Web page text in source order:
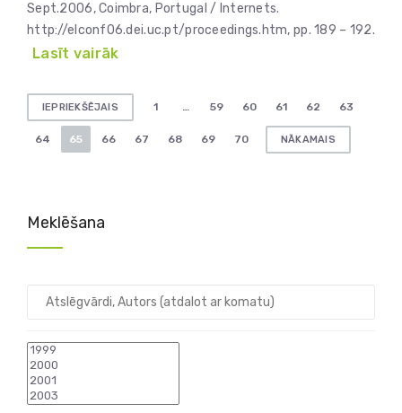
Sept.2006, Coimbra, Portugal / Internets.
http://elconf06.dei.uc.pt/proceedings.htm, pp. 189 – 192.
Lasīt vairāk
Ziņu
numerācija
IEPRIEKŠĒJAIS 1 … 59 60 61 62 63
64 65 66 67 68 69 70 NĀKAMAIS
Meklēšana